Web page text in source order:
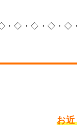
・◇・◇・◇・◇
お